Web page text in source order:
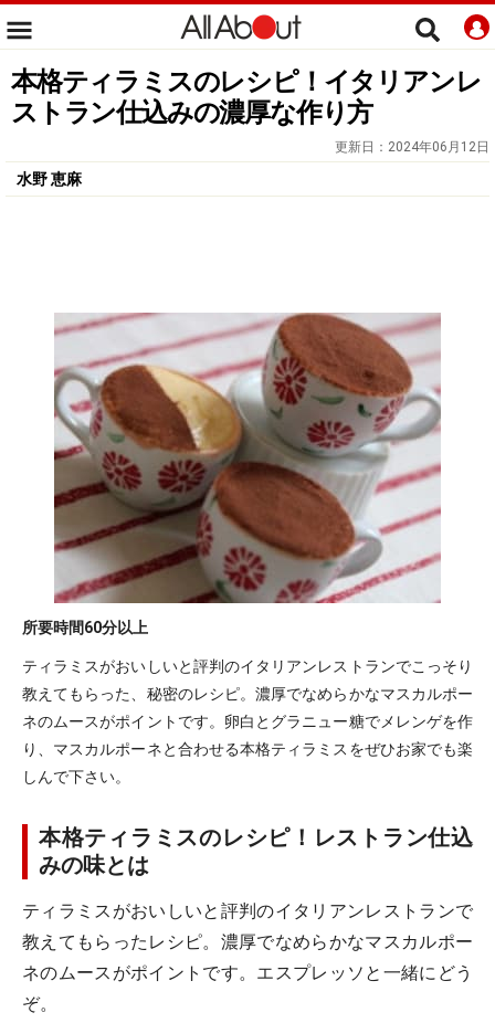
本格ティラミスのレシピ！イタリアンレ
ストラン仕込みの濃厚な作り方
更新日： 2024年06月12日
水野 恵麻
所要時間60分以上
ティラミスがおいしいと評判のイタリアンレストランでこっそり
教えてもらった、秘密のレシピ。濃厚でなめらかなマスカルポー
ネのムースがポイントです。卵白とグラニュー糖でメレンゲを作
り、マスカルポーネと合わせる本格ティラミスをぜひお家でも楽
しんで下さい。
本格ティラミスのレシピ！レストラン仕込
みの味とは
ティラミスがおいしいと評判のイタリアンレストランで
教えてもらったレシピ。濃厚でなめらかなマスカルポー
ネのムースがポイントです。エスプレッソと一緒にどう
ぞ。